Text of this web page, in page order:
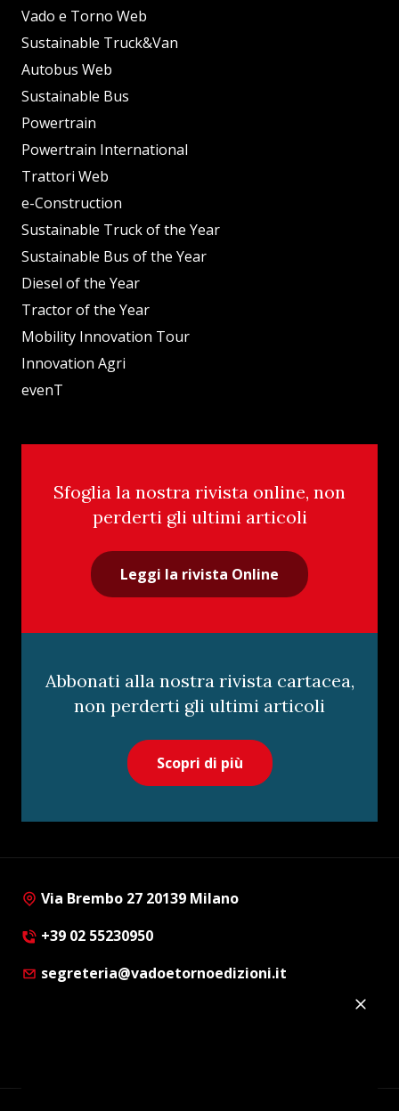
Vado e Torno Web
Sustainable Truck&Van
Autobus Web
Sustainable Bus
Powertrain
Powertrain International
Trattori Web
e-Construction
Sustainable Truck of the Year
Sustainable Bus of the Year
Diesel of the Year
Tractor of the Year
Mobility Innovation Tour
Innovation Agri
evenT
Sfoglia la nostra rivista online, non
perderti gli ultimi articoli
Leggi la rivista Online
Abbonati alla nostra rivista cartacea,
non perderti gli ultimi articoli
Scopri di più
Via Brembo 27 20139 Milano
+39 02 55230950
segreteria@vadoetornoedizioni.it